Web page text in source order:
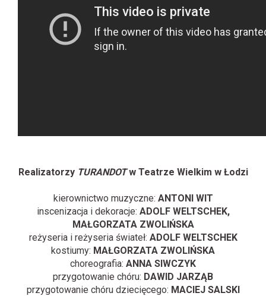
Realizatorzy TURANDOTw Teatrze Wielkim w Łodzi
kierownictwo muzyczne: ANTONI WIT
inscenizacja i dekoracje: ADOLF WELTSCHEK,
MAŁGORZATA ZWOLIŃSKA
reżyseria i reżyseria świateł: ADOLF WELTSCHEK
kostiumy: MAŁGORZATA ZWOLIŃSKA
choreografia: ANNA SIWCZYK
przygotowanie chóru: DAWID JARZĄB
przygotowanie chóru dziecięcego: MACIEJ SALSKI